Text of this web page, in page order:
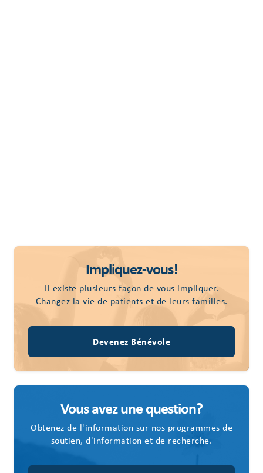
Impliquez-vous!
Il existe plusieurs façon de vous impliquer.
Changez la vie de patients et de leurs familles.
Devenez Bénévole
Vous avez une question?
Obtenez de l'information sur nos programmes de
soutien, d'information et de recherche.